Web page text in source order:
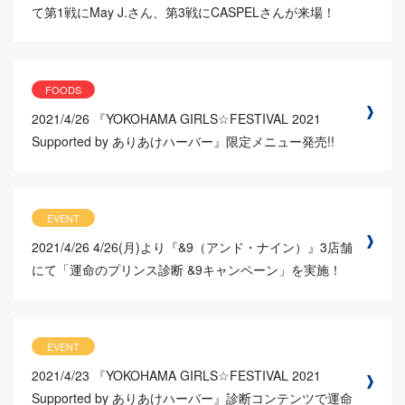
て第1戦にMay J.さん、第3戦にCASPELさんが来場！
FOODS
2021/4/26
『YOKOHAMA GIRLS☆FESTIVAL 2021
Supported by ありあけハーバー』限定メニュー発売!!
EVENT
2021/4/26 4/26(月)より『&9（アンド・ナイン）』3店舗
にて「運命のプリンス診断 &9キャンペーン」を実施！
EVENT
2021/4/23
『YOKOHAMA GIRLS☆FESTIVAL 2021
Supported by ありあけハーバー』診断コンテンツで運命